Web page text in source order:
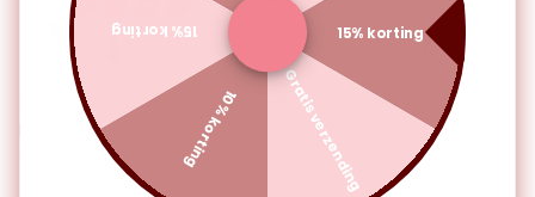
Ik ben zeer tevreden over jullie producten ,en de
professionele uitleg en feedback in jullie mooi concept
15% korting
Gratis verzending
10% korting
15% korting